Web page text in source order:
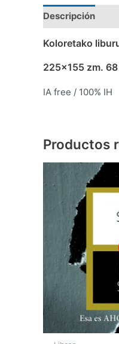
Descripción
Koloretako
225×155 zm.
IA free / 100% IH
Productos